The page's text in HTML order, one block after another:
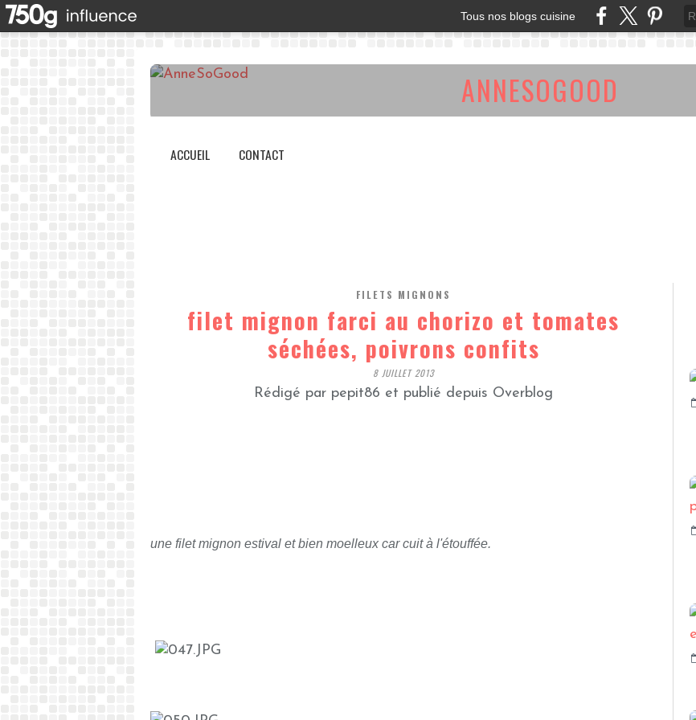
Tous nos blogs cuisine
ANNESOGOOD
ACCUEIL CONTACT
FILETS MIGNONS
filet mignon farci au chorizo et tomates
séchées, poivrons confits
8 JUILLET 2013
Rédigé par pepit86 et publié depuis Overblog
une filet mignon estival et bien moelleux car cuit à l'étouffée.